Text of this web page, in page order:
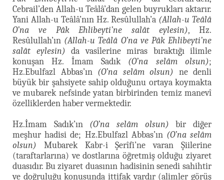
Cebrail’den Allah-u Teâlâ’dan gelen buyrukları aktarır.
Yani Allah-u Teâlâ’nın Hz. Resûlullah’a (Allah-u Teâlâ
O’na ve Pâk Ehlibeyti’ne salât eylesin), Hz.
Resûlullah’ın (Allah-u Teâlâ O’na ve Pâk Ehlibeyti’ne
salât eylesin) da vasîlerine miras bıraktığı ilimle
konuşan Hz. İmam Sadık (O’na selâm olsun);
Hz.Ebulfazl Abbas’ın (O’na selâm olsun) ne denli
büyük bir şahsiyete sahip olduğunu ortaya koymakta
ve mubarek nefsinde yatan birbirinden temiz manevî
özelliklerden haber vermektedir.
Hz.İmam Sadık’ın (O’na selâm olsun) bir diğer
meşhur hadisi de; Hz.Ebulfazl Abbas’ın (O’na selâm
olsun) Mubarek Kabr-i Şerîfi’ne varan Şiilerine
(taraftarlarına) ve dostlarına öğretmiş olduğu ziyaret
duasıdır. Bu ziyaret duasının hadisinin senedi sahihtir
ve doğruluğu konusunda ittifak vardır (alimler görüş